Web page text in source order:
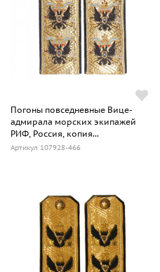
Погоны повседневные Вице-
адмирала морских экипажей
РИФ, Россия, копия...
Артикул 107928-466